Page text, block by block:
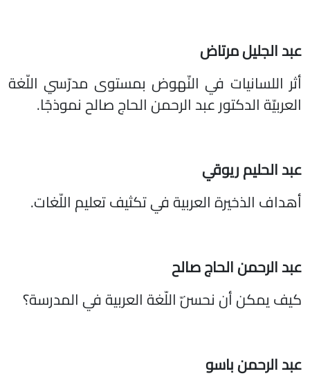
عبد الجليل مرتاض
أثر اللسانيات في النّهوض بمستوى مدرّسي اللّغة
العربيّة الدكتور عبد الرحمن الحاج صالح نموذجًا.
عبد الحليم ريوقي
أهداف الذخيرة العربية في تكثيف تعليم اللّغات.
عبد الرحمن الحاج صالح
كيف يمكن أن نحسّن اللّغة العربية في المدرسة؟
عبد الرحمن باسو